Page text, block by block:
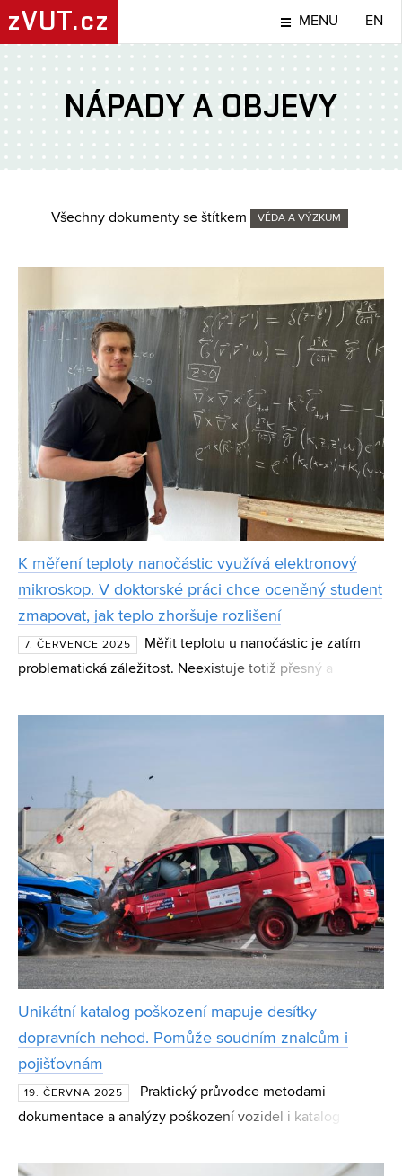
zVUT.cz MENU EN
NÁPADY A OBJEVY
Všechny dokumenty se štítkem VĚDA A VÝZKUM
K měření teploty nanočástic využívá elektronový
mikroskop. V doktorské práci chce oceněný student
zmapovat, jak teplo zhoršuje rozlišení
7. ČERVENCE 2025
Měřit teplotu u nanočástic je zatím
problematická záležitost. Neexistuje totiž přesný a
takto malé škále zjišťovat. Jiří Kabát z CEITEC VUT se
Unikátní katalog poškození mapuje desítky
dopravních nehod. Pomůže soudním znalcům i
pojišťovnám
19. ČERVNA 2025
Praktický průvodce metodami
dokumentace a analýzy poškození vozidel i katalog
kterém spolupracovalo Centrum dopravního výzkumu a